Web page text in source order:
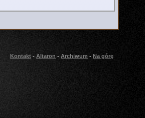
Kontakt - Altaron - Archiwum - Na górę